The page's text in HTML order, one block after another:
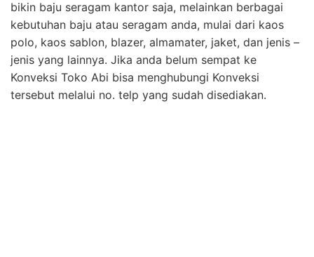
bikin baju seragam kantor saja, melainkan berbagai
kebutuhan baju atau seragam anda, mulai dari kaos
polo, kaos sablon, blazer, almamater, jaket, dan jenis –
jenis yang lainnya. Jika anda belum sempat ke
Konveksi Toko Abi bisa menghubungi Konveksi
tersebut melalui no. telp yang sudah disediakan.